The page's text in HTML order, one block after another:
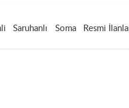
Saruhanlı Soma Resmi